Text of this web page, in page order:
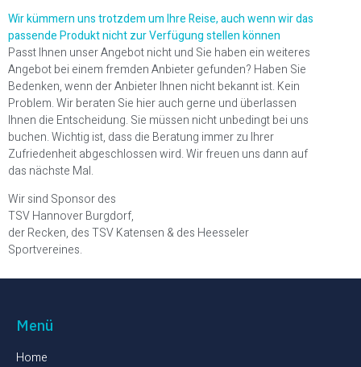
Wir kümmern uns trotzdem um Ihre Reise, auch wenn wir das
passende Produkt nicht zur Verfügung stellen können
Passt Ihnen unser Angebot nicht und Sie haben ein weiteres
Angebot bei einem fremden Anbieter gefunden? Haben Sie
Bedenken, wenn der Anbieter Ihnen nicht bekannt ist. Kein
Problem. Wir beraten Sie hier auch gerne und überlassen
Ihnen die Entscheidung. Sie müssen nicht unbedingt bei uns
buchen. Wichtig ist, dass die Beratung immer zu Ihrer
Zufriedenheit abgeschlossen wird. Wir freuen uns dann auf
das nächste Mal.
Wir sind Sponsor des
TSV Hannover Burgdorf,
der Recken, des TSV Katensen & des Heesseler
Sportvereines.
Menü
Home